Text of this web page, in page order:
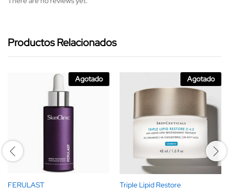
Productos Relacionados
Agotado
FERULAST
Agotado
Triple Lipid Restore